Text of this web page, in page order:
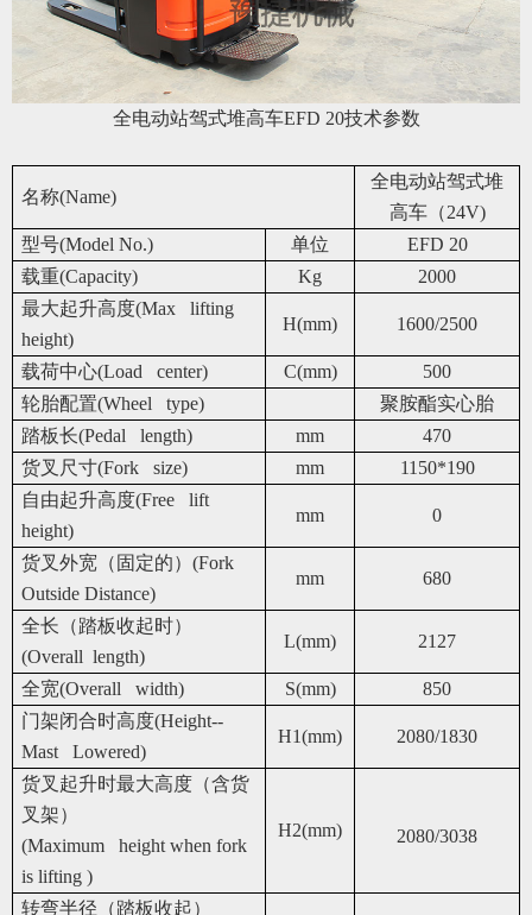
全电动站驾式堆高车EFD 20技术参数
名称(Name)
全电动站驾式堆
高车（24V)
型号(Model No.)
单位
EFD 20
载重(Capacity)
Kg
2000
最大起升高度(Max lifting
height)
H(mm) 1600/2500
载荷中心(Load center) C(mm)
500
轮胎配置(Wheel type)
聚胺酯实心胎
踏板长(Pedal length)
mm
470
货叉尺寸(Fork size)
mm
1150*190
自由起升高度(Free lift
height)
mm 0
货叉外宽（固定的）(Fork
Outside Distance)
mm 680
全长（踏板收起时）
(Overall length)
L(mm) 2127
全宽(Overall width) S(mm)
850
门架闭合时高度(Height--
Mast Lowered)
H1(mm) 2080/1830
货叉起升时最大高度（含货
叉架）
(Maximum height when fork
is lifting )
H2(mm) 2080/3038
转弯半径（踏板收起）